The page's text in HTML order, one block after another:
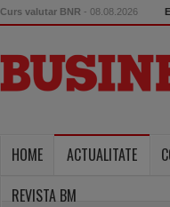
Curs valutar BNR - 08.08.2026
HOME ACTUALITATE
REVISTA BM